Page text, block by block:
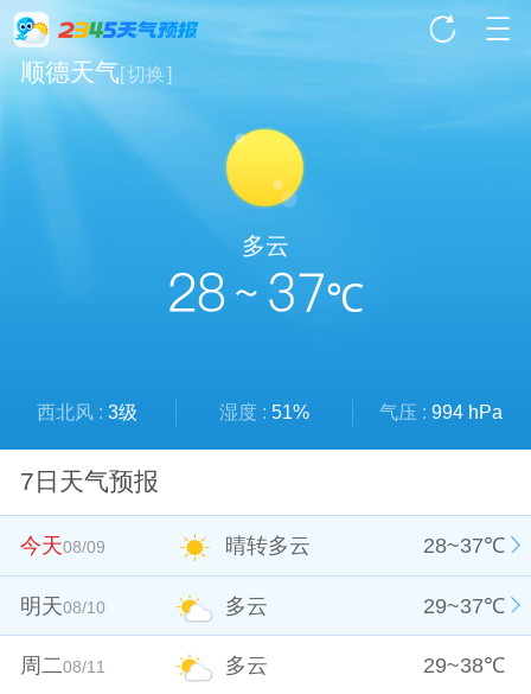
顺德天气[切换]
多云
28 ~ 37℃
西北风 :3级 湿度 : 51% 气压 : 994 hPa
7日天气预报
今天08/09 晴转多云 28~37℃
明天08/10 多云 29~37℃
周二08/11 多云 29~38℃